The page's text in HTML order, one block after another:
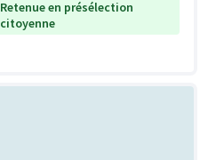
Retenue en présélection
citoyenne